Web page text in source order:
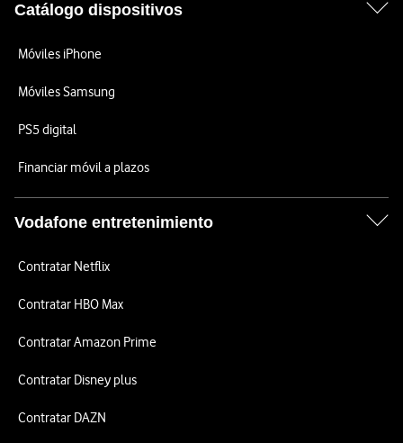
Catálogo dispositivos
Móviles iPhone
Móviles Samsung
PS5 digital
Financiar móvil a plazos
Vodafone entretenimiento
Contratar Netflix
Contratar HBO Max
Contratar Amazon Prime
Contratar Disney plus
Contratar DAZN